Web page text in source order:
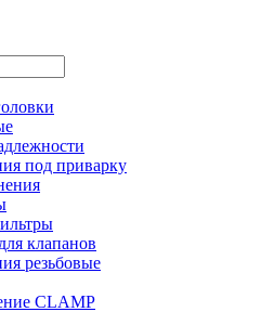
под приварку
клапанов
резьбовые
CLAMP